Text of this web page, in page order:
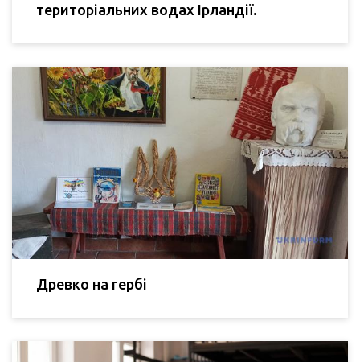
територіальних водах Ірландії.
Древко на гербі